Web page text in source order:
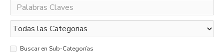
Buscar en Sub-Categorías